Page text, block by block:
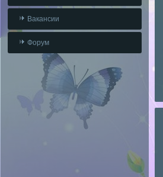
Вакансии
Форум